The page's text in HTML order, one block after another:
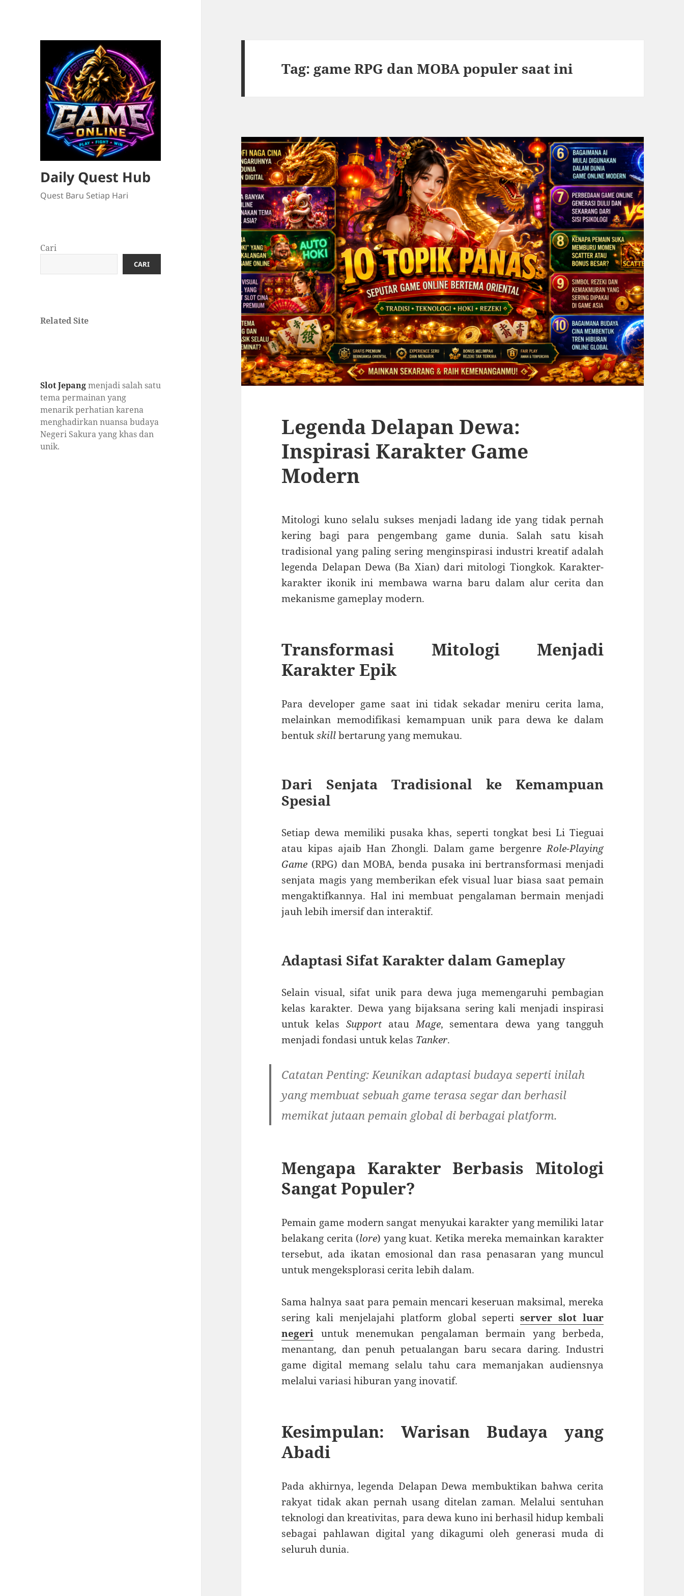
Daily Quest Hub
Quest Baru Setiap Hari
Cari
CARI
Related Site
Slot Jepangmenjadi salah satu
tema permainan yang
menarik perhatian karena
menghadirkan nuansa budaya
Negeri Sakura yang khas dan
unik.
Tag: game RPG dan MOBA populer saat ini
Legenda Delapan Dewa:
Inspirasi Karakter Game
Modern
Mitologi kuno selalu sukses menjadi ladang ide yang tidak pernah
kering bagi para pengembang game dunia. Salah satu kisah
tradisional yang paling sering menginspirasi industri kreatif adalah
legenda Delapan Dewa (Ba Xian) dari mitologi Tiongkok. Karakter-
karakter ikonik ini membawa warna baru dalam alur cerita dan
mekanisme gameplay modern.
Transformasi Mitologi Menjadi
Karakter Epik
Para developer game saat ini tidak sekadar meniru cerita lama,
melainkan memodifikasi kemampuan unik para dewa ke dalam
bentukskillbertarung yang memukau.
Dari Senjata Tradisional ke Kemampuan
Spesial
Setiap dewa memiliki pusaka khas, seperti tongkat besi Li Tieguai
atau kipas ajaib Han Zhongli. Dalam game bergenreRole-Playing
Game (RPG) dan MOBA, benda pusaka ini bertransformasi menjadi
senjata magis yang memberikan efek visual luar biasa saat pemain
mengaktifkannya. Hal ini membuat pengalaman bermain menjadi
jauh lebih imersif dan interaktif.
Adaptasi Sifat Karakter dalam Gameplay
Selain visual, sifat unik para dewa juga memengaruhi pembagian
kelas karakter. Dewa yang bijaksana sering kali menjadi inspirasi
untuk kelasSupport atauMage, sementara dewa yang tangguh
menjadi fondasi untuk kelas Tanker.
Catatan Penting: Keunikan adaptasi budaya seperti inilah
yang membuat sebuah game terasa segar dan berhasil
memikat jutaan pemain global di berbagai platform.
Mengapa Karakter Berbasis Mitologi
Sangat Populer?
Pemain game modern sangat menyukai karakter yang memiliki latar
belakang cerita (lore) yang kuat. Ketika mereka memainkan karakter
tersebut, ada ikatan emosional dan rasa penasaran yang muncul
untuk mengeksplorasi cerita lebih dalam.
Sama halnya saat para pemain mencari keseruan maksimal, mereka
sering kali menjelajahi platform global sepertiserver slot luar
negeri untuk menemukan pengalaman bermain yang berbeda,
menantang, dan penuh petualangan baru secara daring. Industri
game digital memang selalu tahu cara memanjakan audiensnya
melalui variasi hiburan yang inovatif.
Kesimpulan: Warisan Budaya yang
Abadi
Pada akhirnya, legenda Delapan Dewa membuktikan bahwa cerita
rakyat tidak akan pernah usang ditelan zaman. Melalui sentuhan
teknologi dan kreativitas, para dewa kuno ini berhasil hidup kembali
sebagai pahlawan digital yang dikagumi oleh generasi muda di
seluruh dunia.